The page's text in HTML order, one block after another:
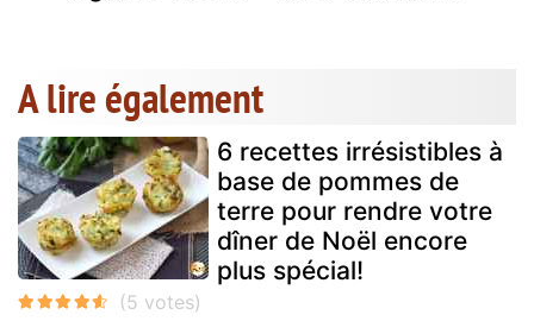
A lire également
6 recettes irrésistibles à
base de pommes de
terre pour rendre votre
dîner de Noël encore
plus spécial!